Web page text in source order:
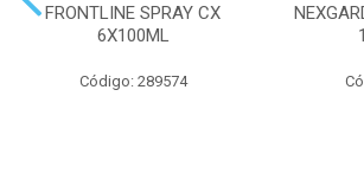
FRONTLINE SPRAY CX
6X100ML
Código: 289574